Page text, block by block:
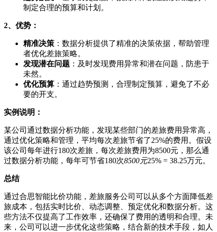
制定合理的预算和计划。
2、优势：
精准决策 ：数据分析提供了精准的决策依据，帮助管理
者优化差旅策略。
发现潜在问题 ：及时发现费用异常和潜在问题，防患于
未然。
优化预算 ：通过趋势预测，合理制定预算，避免了不必
要的开支。
实例说明：
某公司通过数据分析功能，发现某些部门的差旅费用异常高，
通过优化策略和管理，平均每次差旅节省了25%的费用。假设
该公司每年进行180次差旅，每次差旅费用为8500元，那么通
过数据分析功能，每年可节省180次8500元25% = 38.25万元。
总结
通过合思智能比价功能，差旅服务公司可以从多个方面降低差
旅成本，包括实时比价、动态调整、预定优化和数据分析。这
些方法不仅提高了工作效率，还确保了费用的透明和合理。未
来，公司可以进一步优化这些策略，结合新的技术手段，如人